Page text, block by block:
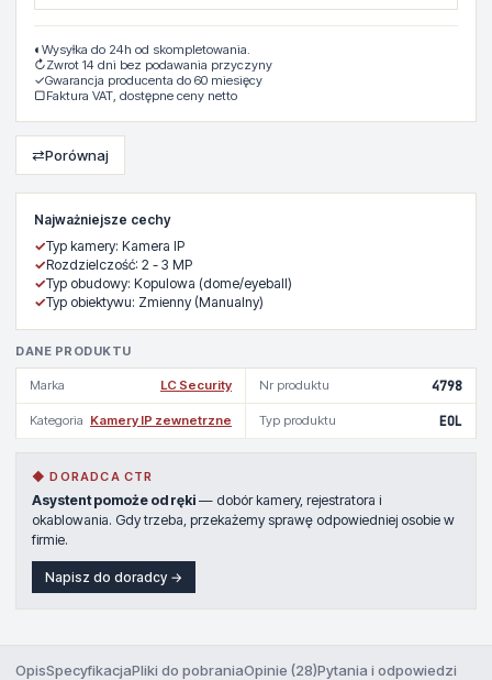
Najważniejsze cechy
✓Typ kamery: Kamera IP
✓Rozdzielczość: 2 - 3 MP
✓Typ obudowy: Kopulowa (dome/eyeball)
✓Typ obiektywu: Zmienny (Manualny)
DANE PRODUKTU
Marka LC Security Nr produktu 4798
Kategoria Kamery IP zewnetrzne Typ produktu EOL
◆ DORADCA CTR
Asystent pomoże od ręki — dobór kamery, rejestratora i
okablowania. Gdy trzeba, przekażemy sprawę odpowiedniej osobie w
firmie.
Napisz do doradcy →
◐ Wysyłka do 24h od skompletowania.
↻Zwrot 14 dni bez podawania przyczyny
✓Gwarancja producenta do 60 miesięcy
▢Faktura VAT, dostępne ceny netto
⇄Porównaj
OpisSpecyfikacjaPliki do pobraniaOpinie (28)Pytania i odpowiedzi